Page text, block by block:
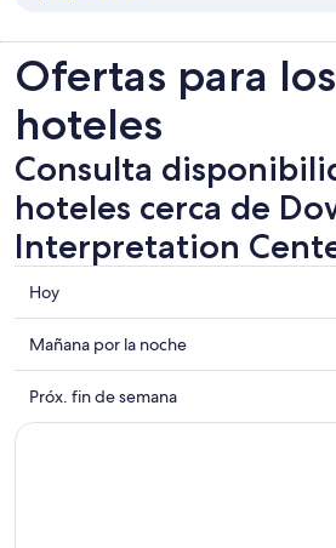
Ofertas para
hoteles
Consulta
hoteles cerca de
Interpretation
Consultar
los
precios
cerca
de
Dow's
Hoy
Consultar
precios
cerca
de
Mañana por la noche
Consultar
precios
Próx. fin de semana